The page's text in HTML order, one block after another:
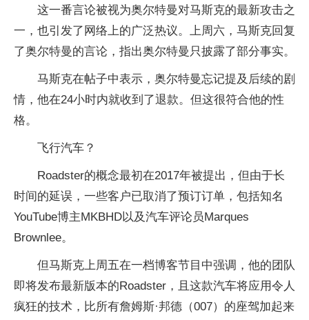
这一番言论被视为奥尔特曼对马斯克的最新攻击之
一，也引发了网络上的广泛热议。上周六，马斯克回复
了奥尔特曼的言论，指出奥尔特曼只披露了部分事实。
马斯克在帖子中表示，奥尔特曼忘记提及后续的剧
情，他在24小时内就收到了退款。但这很符合他的性
格。
飞行汽车？
Roadster的概念最初在2017年被提出，但由于长
时间的延误，一些客户已取消了预订订单，包括知名
YouTube博主MKBHD以及汽车评论员Marques
Brownlee。
但马斯克上周五在一档博客节目中强调，他的团队
即将发布最新版本的Roadster，且这款汽车将应用令人
疯狂的技术，比所有詹姆斯·邦德（007）的座驾加起来